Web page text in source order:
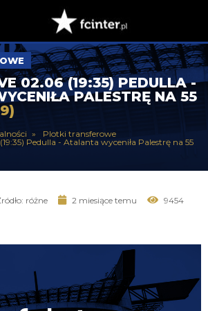
02.06 (19:35) PEDULLA -
PALESTRĘ NA 55
Plotki transferowe
Pedulla - Atalanta wyceniła Palestrę na 55
różne 2 miesiące temu 9454